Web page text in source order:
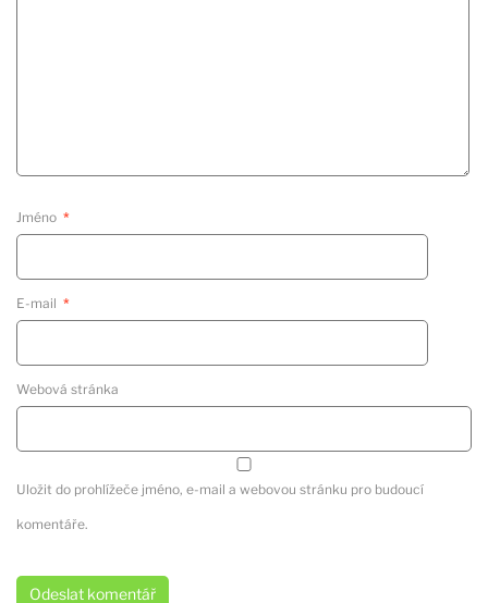
Jméno *
E-mail *
Webová stránka
Uložit do prohlížeče jméno, e-mail a webovou stránku pro budoucí
komentáře.